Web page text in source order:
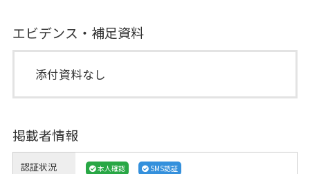
エビデンス・補足資料
添付資料なし
掲載者情報
認証状況 本人確認
SMS認証